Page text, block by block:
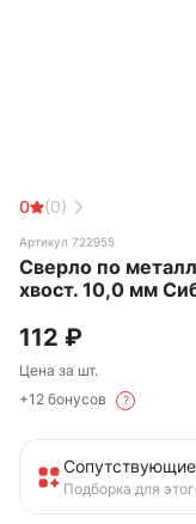
0 (0)
Артикул 722955
Сверло по
хвост. 10,0 мм
112 ₽
Цена за шт.
+12 бонусов
?
Подборка для